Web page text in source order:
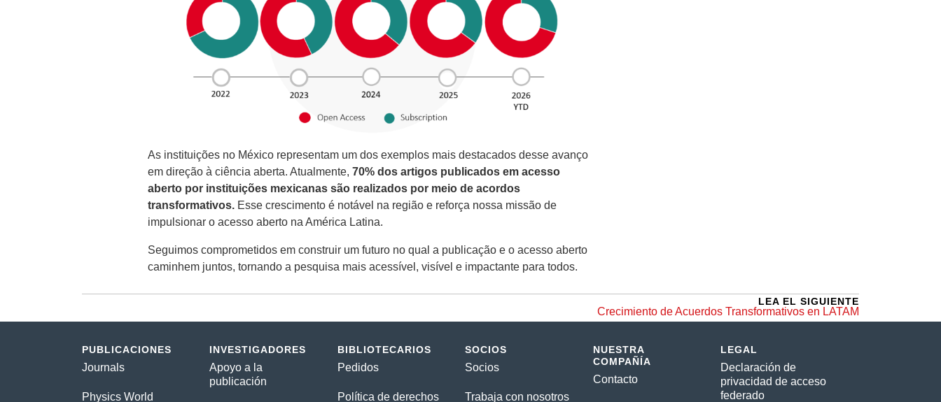
As instituições no México representam um dos exemplos mais destacados desse avanço
em direção à ciência aberta. Atualmente, 70% dos artigos publicados em acesso
aberto por instituições mexicanas são realizados por meio de acordos
transformativos. Esse crescimento é notável na região e reforça nossa missão de
impulsionar o acesso aberto na América Latina.
Seguimos comprometidos em construir um futuro no qual a publicação e o acesso aberto
caminhem juntos, tornando a pesquisa mais acessível, visível e impactante para todos.
LEA EL SIGUIENTE
Crecimiento de Acuerdos Transformativos en LATAM
PUBLICACIONES
Journals
Physics World
INVESTIGADORES
Apoyo a la
publicación
BIBLIOTECARIOS
Pedidos
Política de derechos
SOCIOS
Socios
Trabaja con nosotros
NUESTRA
COMPAÑÍA
Contacto
LEGAL
Declaración de
privacidad de acceso
federado